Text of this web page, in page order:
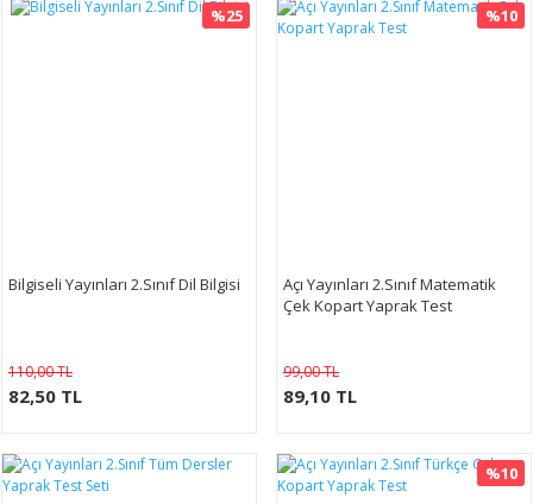
%25
Bilgiseli Yayınları 2.Sınıf Dil Bilgisi
110,00 TL
82,50 TL
%10
Açı Yayınları 2.Sınıf Matematik
Çek Kopart Yaprak Test
99,00 TL
89,10 TL
%10